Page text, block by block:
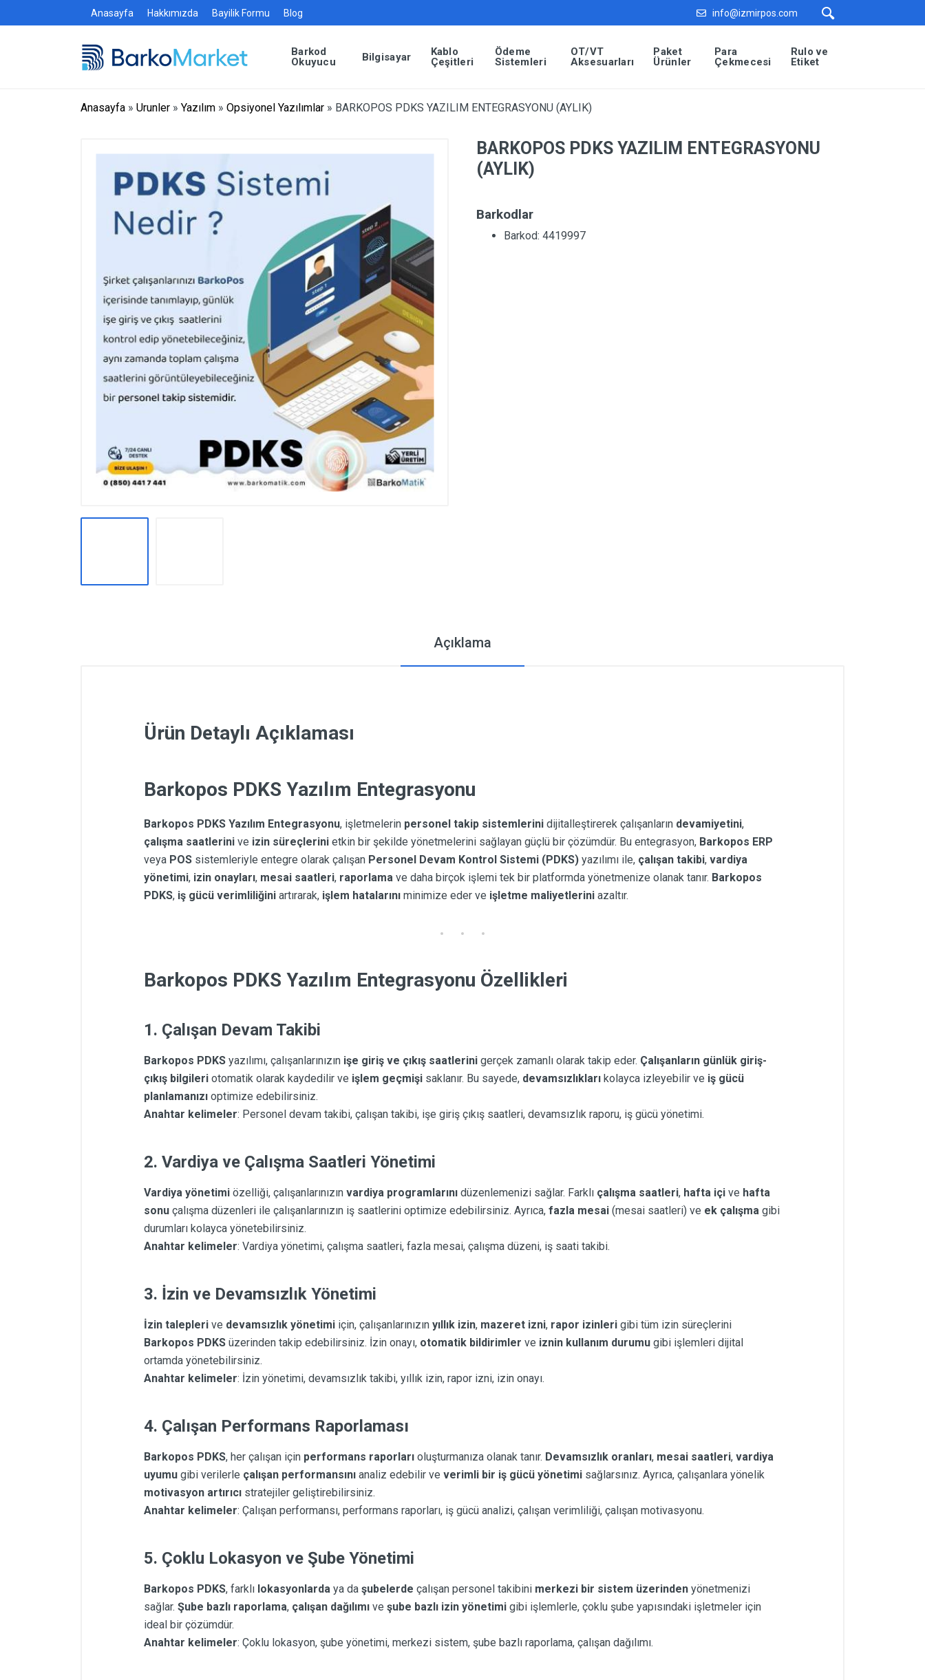
Anasayfa Hakkımızda Bayilik Formu Blog info@izmirpos.com
Barkod
Okuyucu
Bilgisayar
Kablo
Çeşitleri
Ödeme
Sistemleri
OT/VT
Aksesuarları
Paket
Ürünler
Para
Çekmecesi
Rulo ve
Etiket
Anasayfa » Urunler » Yazılım » Opsiyonel Yazılımlar » BARKOPOS PDKS YAZILIM ENTEGRASYONU (AYLIK)
BARKOPOS PDKS YAZILIM ENTEGRASYONU
(AYLIK)
Barkodlar
Barkod: 4419997
Açıklama
Ürün Detaylı Açıklaması
Barkopos PDKS Yazılım Entegrasyonu
Barkopos PDKS Yazılım Entegrasyonu, işletmelerin personel takip sistemlerini dijitalleştirerek çalışanların devamiyetini,
çalışma saatlerini ve izin süreçlerini etkin bir şekilde yönetmelerini sağlayan güçlü bir çözümdür. Bu entegrasyon, Barkopos ERP
veya POS sistemleriyle entegre olarak çalışan Personel Devam Kontrol Sistemi (PDKS) yazılımı ile, çalışan takibi, vardiya
yönetimi, izin onayları, mesai saatleri, raporlama ve daha birçok işlemi tek bir platformda yönetmenize olanak tanır. Barkopos
PDKS, iş gücü verimliliğini artırarak, işlem hatalarını minimize eder ve işletme maliyetlerini azaltır.
Barkopos PDKS Yazılım Entegrasyonu Özellikleri
1. Çalışan Devam Takibi
Barkopos PDKS yazılımı, çalışanlarınızın işe giriş ve çıkış saatlerini gerçek zamanlı olarak takip eder. Çalışanların günlük giriş-
çıkış bilgileri otomatik olarak kaydedilir ve işlem geçmişi saklanır. Bu sayede, devamsızlıkları kolayca izleyebilir ve iş gücü
planlamanızı optimize edebilirsiniz.
Anahtar kelimeler: Personel devam takibi, çalışan takibi, işe giriş çıkış saatleri, devamsızlık raporu, iş gücü yönetimi.
2. Vardiya ve Çalışma Saatleri Yönetimi
Vardiya yönetimi özelliği, çalışanlarınızın vardiya programlarını düzenlemenizi sağlar. Farklı çalışma saatleri, hafta içi ve hafta
sonu çalışma düzenleri ile çalışanlarınızın iş saatlerini optimize edebilirsiniz. Ayrıca, fazla mesai (mesai saatleri) ve ek çalışma gibi
durumları kolayca yönetebilirsiniz.
Anahtar kelimeler: Vardiya yönetimi, çalışma saatleri, fazla mesai, çalışma düzeni, iş saati takibi.
3. İzin ve Devamsızlık Yönetimi
İzin talepleri ve devamsızlık yönetimi için, çalışanlarınızın yıllık izin, mazeret izni, rapor izinleri gibi tüm izin süreçlerini
Barkopos PDKS üzerinden takip edebilirsiniz. İzin onayı, otomatik bildirimler ve iznin kullanım durumu gibi işlemleri dijital
ortamda yönetebilirsiniz.
Anahtar kelimeler: İzin yönetimi, devamsızlık takibi, yıllık izin, rapor izni, izin onayı.
4. Çalışan Performans Raporlaması
Barkopos PDKS, her çalışan için performans raporları oluşturmanıza olanak tanır. Devamsızlık oranları, mesai saatleri, vardiya
uyumu gibi verilerle çalışan performansını analiz edebilir ve verimli bir iş gücü yönetimi sağlarsınız. Ayrıca, çalışanlara yönelik
motivasyon artırıcı stratejiler geliştirebilirsiniz.
Anahtar kelimeler: Çalışan performansı, performans raporları, iş gücü analizi, çalışan verimliliği, çalışan motivasyonu.
5. Çoklu Lokasyon ve Şube Yönetimi
Barkopos PDKS, farklı lokasyonlarda ya da şubelerde çalışan personel takibini merkezi bir sistem üzerinden yönetmenizi
sağlar. Şube bazlı raporlama, çalışan dağılımı ve şube bazlı izin yönetimi gibi işlemlerle, çoklu şube yapısındaki işletmeler için
ideal bir çözümdür.
Anahtar kelimeler: Çoklu lokasyon, şube yönetimi, merkezi sistem, şube bazlı raporlama, çalışan dağılımı.